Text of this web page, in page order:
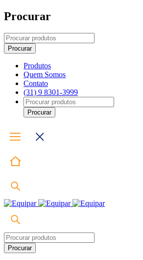
Procurar
Produtos
Quem Somos
Contato
(31) 9 8301-3999